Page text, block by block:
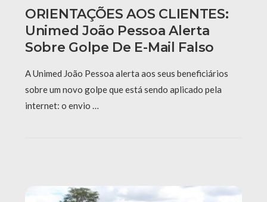
ORIENTAÇÕES AOS CLIENTES:
Unimed João Pessoa Alerta
Sobre Golpe De E-Mail Falso
A Unimed João Pessoa alerta aos seus beneficiários
sobre um novo golpe que está sendo aplicado pela
internet: o envio …